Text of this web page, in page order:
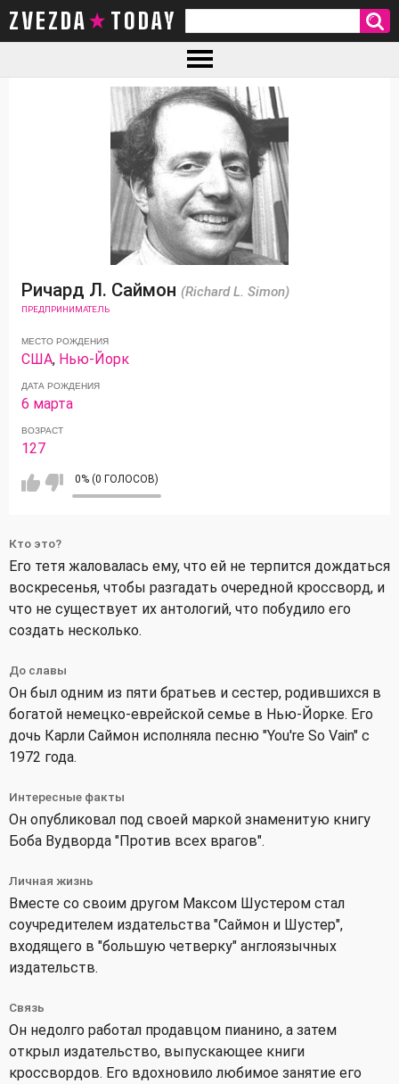
ZVEZDA TODAY
Ричард Л. Саймон (Richard L. Simon)
ПРЕДПРИНИМАТЕЛЬ
МЕСТО РОЖДЕНИЯ
США, Нью-Йорк
ДАТА РОЖДЕНИЯ
6 марта
ВОЗРАСТ
127
0% (0 ГОЛОСОВ)
Кто это?
Его тетя жаловалась ему, что ей не терпится дождаться
воскресенья, чтобы разгадать очередной кроссворд, и
что не существует их антологий, что побудило его
создать несколько.
До славы
Он был одним из пяти братьев и сестер, родившихся в
богатой немецко-еврейской семье в Нью-Йорке. Его
дочь Карли Саймон исполняла песню "You're So Vain" с
1972 года.
Интересные факты
Он опубликовал под своей маркой знаменитую книгу
Боба Вудворда "Против всех врагов".
Личная жизнь
Вместе со своим другом Максом Шустером стал
соучредителем издательства "Саймон и Шустер",
входящего в "большую четверку" англоязычных
издательств.
Связь
Он недолго работал продавцом пианино, а затем
открыл издательство, выпускающее книги
кроссвордов. Его вдохновило любимое занятие его